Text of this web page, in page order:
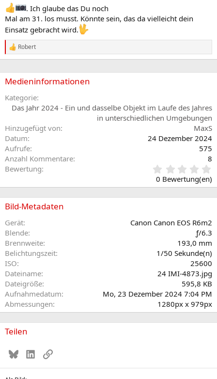
i
o
n
e
n
:
. Ich glaube das Du noch
Mal am 31. los musst. Könnte sein, das da vielleicht dein
Einsatz gebracht wird.
R
e
k
t
o
:
Robert
Medieninformationen
Kategorie
Das Jahr 2024 - Ein und dasselbe Objekt im Laufe des Jahres
in unterschiedlichen Umgebungen
Hinzugefügt von
MaxS
Datum
24 Dezember 2024
Aufrufe
575
Anzahl Kommentare
8
Bewertung
0
0
0 Bewertung(en)
Bild-Metadaten
Gerät
Canon Canon EOS R6m2
Blende
ƒ/6.3
Brennweite
193,0 mm
Belichtungszeit
1/50 Sekunde(n)
ISO
25600
Dateiname
24 IMI-4873.jpg
Dateigröße
595,8 KB
Aufnahmedatum
Mo, 23 Dezember 2024 7:04 PM
Abmessungen
1280px x 979px
Teilen
BlueskyLinkedIn
Link